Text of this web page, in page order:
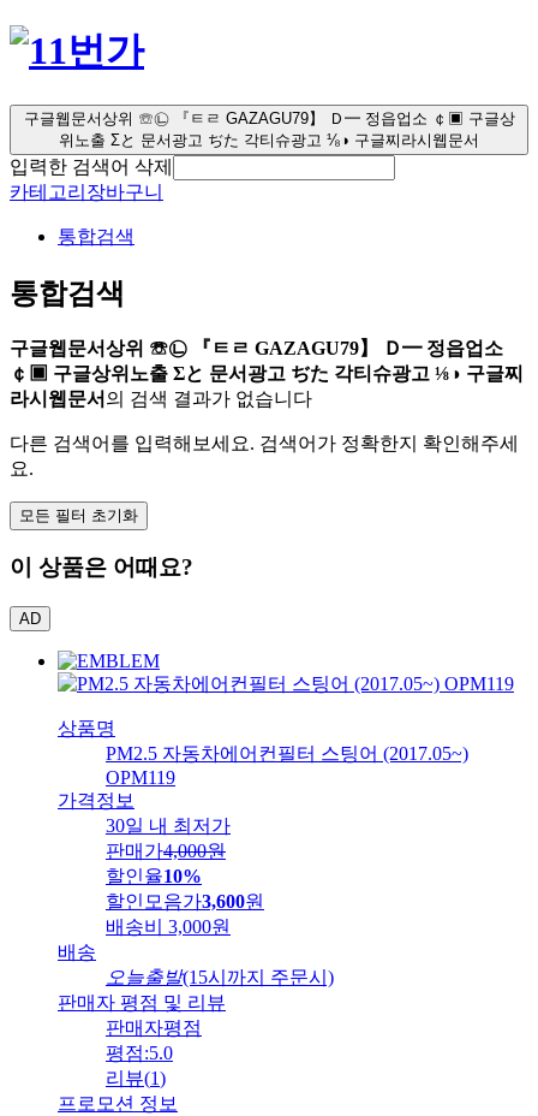
구글웹문서상위 ☏㉡ 『ㅌㄹ GAZAGU79】 Ｄ━ 정읍업소 ￠▣ 구글상
위노출 Σと 문서광고 ぢた 각티슈광고 ⅛◑ 구글찌라시웹문서
입력한 검색어 삭제
카테고리 장바구니
통합검색
통합검색
구글웹문서상위 ☏㉡ 『ㅌㄹ GAZAGU79】 Ｄ━ 정읍업소
￠▣ 구글상위노출 Σと 문서광고 ぢた 각티슈광고 ⅛◑ 구글찌
라시웹문서 의 검색 결과가 없습니다
다른 검색어를 입력해보세요. 검색어가 정확한지 확인해주세
요.
모든 필터 초기화
이 상품은 어때요?
AD
상품명
PM2.5 자동차에어컨필터 스팅어 (2017.05~)
OPM119
가격정보
30일 내 최저가
판매가4,000원
할인율10%
할인모음가3,600원
배송비
3,000원
배송
오늘출발(15시까지 주문시)
판매자 평점 및 리뷰
판매자평점
평점:5.0
리뷰(1)
프로모션 정보